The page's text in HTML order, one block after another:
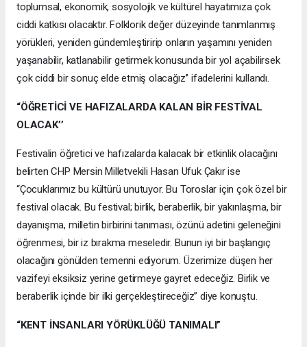
toplumsal, ekonomik, sosyolojik ve kültürel hayatımıza çok
ciddi katkısı olacaktır. Folklorik değer düzeyinde tanımlanmış
yörükleri, yeniden gündemleştiririp onların yaşamını yeniden
yaşanabilir, katlanabilir getirmek konusunda bir yol açabilirsek
çok ciddi bir sonuç elde etmiş olacağız’’ ifadelerini kullandı.
“ÖĞRETİCİ VE HAFIZALARDA KALAN BİR FESTİVAL
OLACAK’’
Festivalin öğretici ve hafızalarda kalacak bir etkinlik olacağını
belirten CHP Mersin Milletvekili Hasan Ufuk Çakır ise
“Çocuklarımız bu kültürü unutuyor. Bu Toroslar için çok özel bir
festival olacak. Bu festival; birlik, beraberlik, bir yakınlaşma, bir
dayanışma, milletin birbirini tanıması, özünü adetini geleneğini
öğrenmesi, bir iz bırakma meseledir. Bunun iyi bir başlangıç
olacağını gönülden temenni ediyorum. Üzerimize düşen her
vazifeyi eksiksiz yerine getirmeye gayret edeceğiz. Birlik ve
beraberlik içinde bir ilki gerçekleştireceğiz” diye konuştu.
“KENT İNSANLARI YÖRÜKLÜĞÜ TANIMALI”